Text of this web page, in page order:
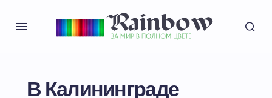
В Калининграде